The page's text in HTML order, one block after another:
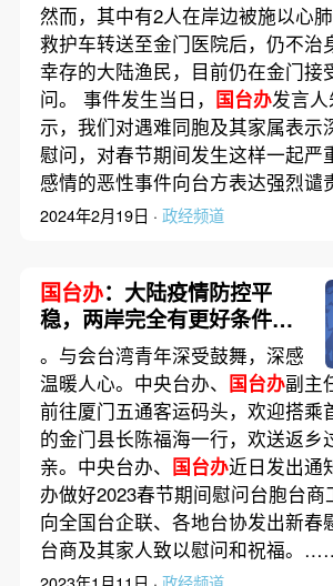
然而，其中有2人在岸边被施以心
救护车转送至金门医院后，仍不治
幸存的大陆渔民，目前仍在金门接
问。 事件发生当日， 国台办发言
示，我们对遇难同胞及其家属表示
慰问，对春节期间发生这样一起严
感情的恶性事件向台方表达强烈
2024年2月19日 · 政经频道
国台办：大陆疫情防控平
稳，两岸完全有更好条件尽
快开通更多航点
。与会台湾青年深受鼓舞，深感
温暖人心。中央台办、 国台办副主
前往厦门五通客运码头，欢迎搭乘
的金门县长陈福海一行，欢送返乡
亲。中央台办、 国台办近日发出通
办做好2023春节期间慰问台胞台商
向全国台企联、各地台协发出新春
台商及其家人致以慰问和祝福。